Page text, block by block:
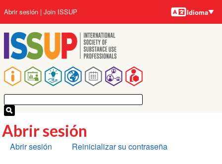
al
contenido
principal
Main
navigation
User
account
menu
Abrir sesión Join ISSUP Idiomas
Idioma
Abrir sesión
Solapas
Abrir sesión Reinicializar su contraseña